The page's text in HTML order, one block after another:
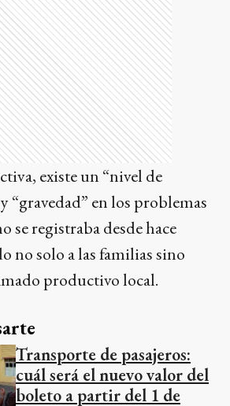
existe un “nivel de
“gravedad” en los problemas
registraba desde hace
no solo a las familias sino
productivo local.
cuál será el nuevo valor del
boleto a partir del 1 de
mayo